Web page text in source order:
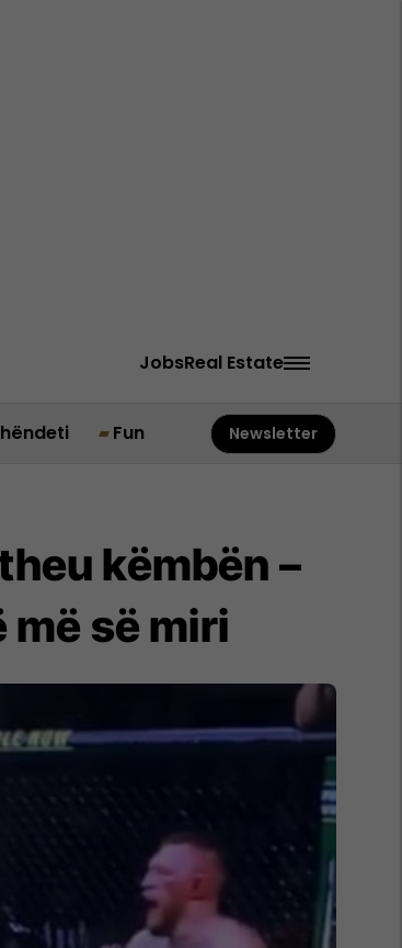
JobsReal Estate
Fun Newsletter
këmbën –
më së miri